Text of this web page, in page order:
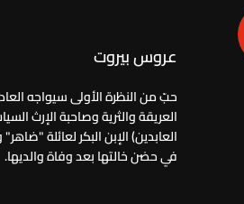
عروس بيروت
حبّ من النظرة الأولى سيواجه
العريقة والثرية وصاحبة الإرث
العابدين) الإبن البكر لعائلة
في حضن خالتها بعد وفاة والديها.